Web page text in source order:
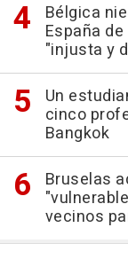
Bélgica
España
"injusta y
Un
cinco
Bangkok
Bruselas
vecinos